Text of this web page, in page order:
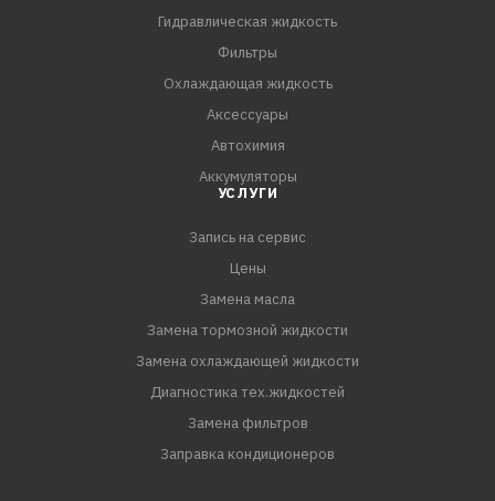
минимизации расхода средств на обслуживание старой
техники, эксплуатируемой при нормальных нагрузках
условий эксплуатации техники в российских условиях
- Полностью соответствует всем требованиям ГОСТ
Гидравлическая жидкость
Фильтры
Охлаждающая жидкость
Аксессуары
Автохимия
Аккумуляторы
УСЛУГИ
Запись на сервис
Цены
Замена масла
Замена тормозной жидкости
Замена охлаждающей жидкости
Диагностика тех.жидкостей
Замена фильтров
Заправка кондиционеров